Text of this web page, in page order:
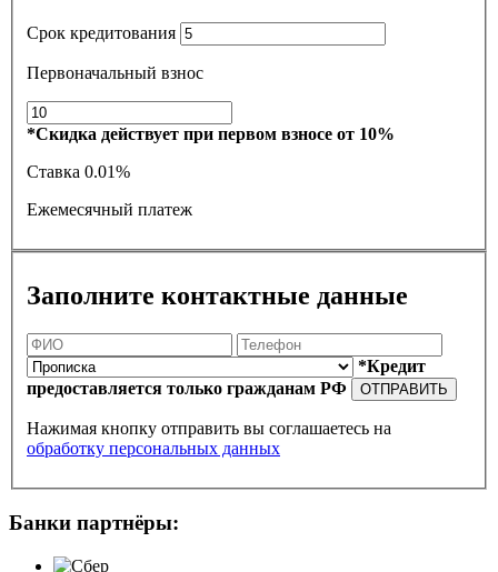
Срок кредитования
Первоначальный взнос
*Скидка действует при первом взносе от 10%
Ставка 0.01%
Ежемесячный платеж
Заполните контактные данные
*Кредит
предоставляется только гражданам РФ
ОТПРАВИТЬ
Нажимая кнопку отправить вы соглашаетесь на
обработку персональных данных
Банки партнёры: